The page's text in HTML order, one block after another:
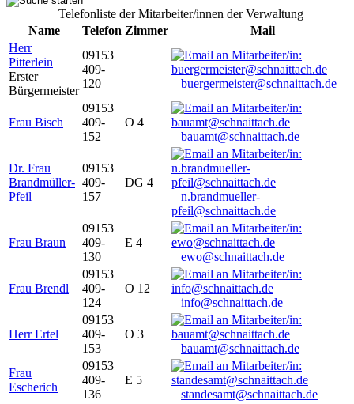
Telefonliste der Mitarbeiter/innen der Verwaltung
Name
Telefon Zimmer
Mail
Herr
Pitterlein
Erster
Bürgermeister
09153
409-
120
buergermeister@schnaittach.de
Frau Bisch
09153
409-
152
O 4
bauamt@schnaittach.de
Dr. Frau
Brandmüller-
Pfeil
09153
409-
157
DG 4
n.brandmueller-
pfeil@schnaittach.de
Frau Braun
09153
409-
130
E 4
ewo@schnaittach.de
Frau Brendl
09153
409-
124
O 12
info@schnaittach.de
Herr Ertel
09153
409-
153
O 3
bauamt@schnaittach.de
Frau
Escherich
09153
409-
136
E 5
standesamt@schnaittach.de